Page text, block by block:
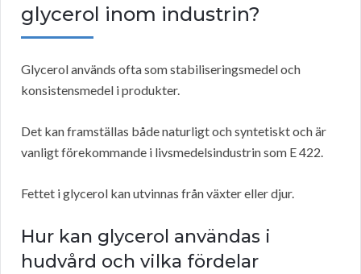
glycerol inom industrin?
Glycerol används ofta som stabiliseringsmedel och
konsistensmedel i produkter.
Det kan framställas både naturligt och syntetiskt och är
vanligt förekommande i livsmedelsindustrin som E 422.
Fettet i glycerol kan utvinnas från växter eller djur.
Hur kan glycerol användas i
hudvård och vilka fördelar